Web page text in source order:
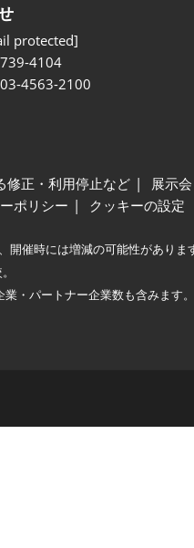
protected]
4104
4563-2100
修正・利用停止など 展示
ポリシー クッキーの設定
催時には増減の可能性がありま
・パートナー企業数も含みます。